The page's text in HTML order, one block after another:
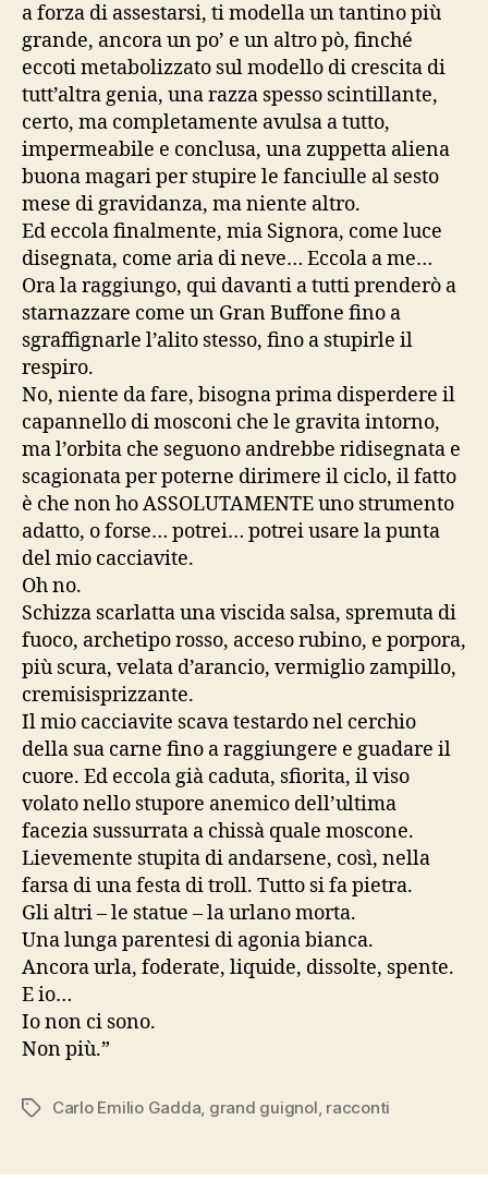
a forza di assestarsi, ti modella un tantino più
grande, ancora un po’ e un altro pò, finché
eccoti metabolizzato sul modello di crescita di
tutt’altra genia, una razza spesso scintillante,
certo, ma completamente avulsa a tutto,
impermeabile e conclusa, una zuppetta aliena
buona magari per stupire le fanciulle al sesto
mese di gravidanza, ma niente altro.
Ed eccola finalmente, mia Signora, come luce
disegnata, come aria di neve… Eccola a me…
Ora la raggiungo, qui davanti a tutti prenderò a
starnazzare come un Gran Buffone fino a
sgraffignarle l’alito stesso, fino a stupirle il
respiro.
No, niente da fare, bisogna prima disperdere il
capannello di mosconi che le gravita intorno,
ma l’orbita che seguono andrebbe ridisegnata e
scagionata per poterne dirimere il ciclo, il fatto
è che non ho ASSOLUTAMENTE uno strumento
adatto, o forse… potrei… potrei usare la punta
del mio cacciavite.
Oh no.
Schizza scarlatta una viscida salsa, spremuta di
fuoco, archetipo rosso, acceso rubino, e porpora,
più scura, velata d’arancio, vermiglio zampillo,
cremisisprizzante.
Il mio cacciavite scava testardo nel cerchio
della sua carne fino a raggiungere e guadare il
cuore. Ed eccola già caduta, sfiorita, il viso
volato nello stupore anemico dell’ultima
facezia sussurrata a chissà quale moscone.
Lievemente stupita di andarsene, così, nella
farsa di una festa di troll. Tutto si fa pietra.
Gli altri – le statue – la urlano morta.
Una lunga parentesi di agonia bianca.
Ancora urla, foderate, liquide, dissolte, spente.
E io…
Io non ci sono.
Non più.”
Tag Carlo Emilio Gadda, grand guignol, racconti